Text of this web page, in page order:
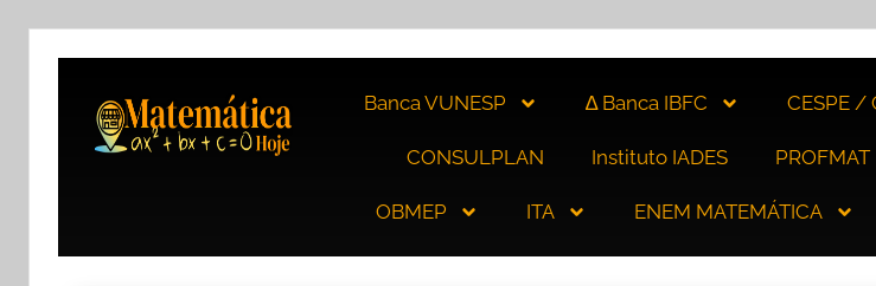
Banca VUNESP ∆ Banca IBFC CESPE /
CONSULPLAN Instituto IADES PROFMAT
OBMEP ITA ENEM MATEMÁTICA